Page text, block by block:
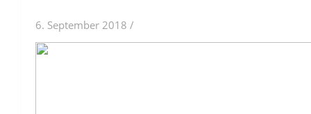
6. September 2018 /